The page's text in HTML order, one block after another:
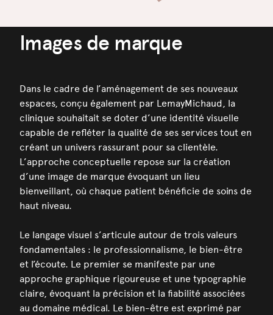
Images de marque
Dans le cadre de l’aménagement de ses nouveaux
espaces, conçu également par LemayMichaud, la
clinique souhaitait se doter d’une identité visuelle
capable de refléter la qualité de ses services tout en
créant un univers rassurant pour sa clientèle.
L’approche conceptuelle repose sur la création
d’une image de marque évoquant un lieu
bienveillant, où chaque patient bénéficie de soins de
haut niveau.
Le langage visuel s’articule autour de trois valeurs
fondamentales : le professionnalisme, le bien-être
et l’écoute. Le premier se manifeste par une
approche graphique rigoureuse et une typographie
claire, évoquant la précision et la fiabilité associées
au domaine médical. Le bien-être est exprimé par